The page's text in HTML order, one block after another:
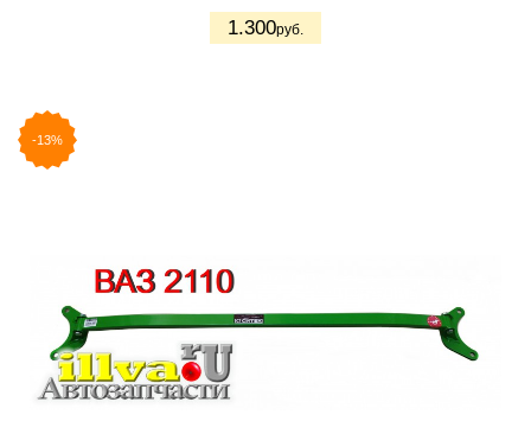
1.300руб.
-13%